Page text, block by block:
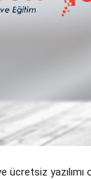
ücretsiz